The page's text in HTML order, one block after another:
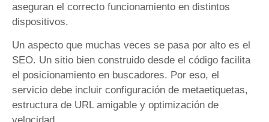
aseguran el correcto funcionamiento en distintos
dispositivos.
Un aspecto que muchas veces se pasa por alto es el
SEO. Un sitio bien construido desde el código facilita
el posicionamiento en buscadores. Por eso, el
servicio debe incluir configuración de metaetiquetas,
estructura de URL amigable y optimización de